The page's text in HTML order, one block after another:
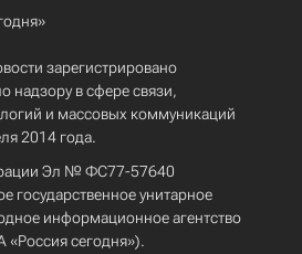
зарегистрировано
надзору в сфере связи,
и массовых коммуникаций
2014 года.
Эл № ФС77-57640
государственное унитарное
информационное агентство
сегодня»).